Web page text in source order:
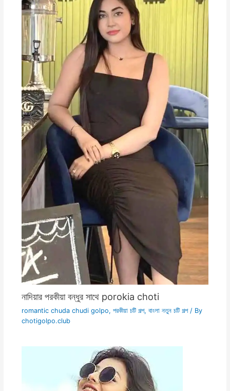
নাদিয়ার পরকীয়া বন্ধুর সাথে porokia choti
romantic chuda chudi golpo, পরকীয়া চটি গল্প, বাংলা নতুন চটি গল্প/ By
chotigolpo.club